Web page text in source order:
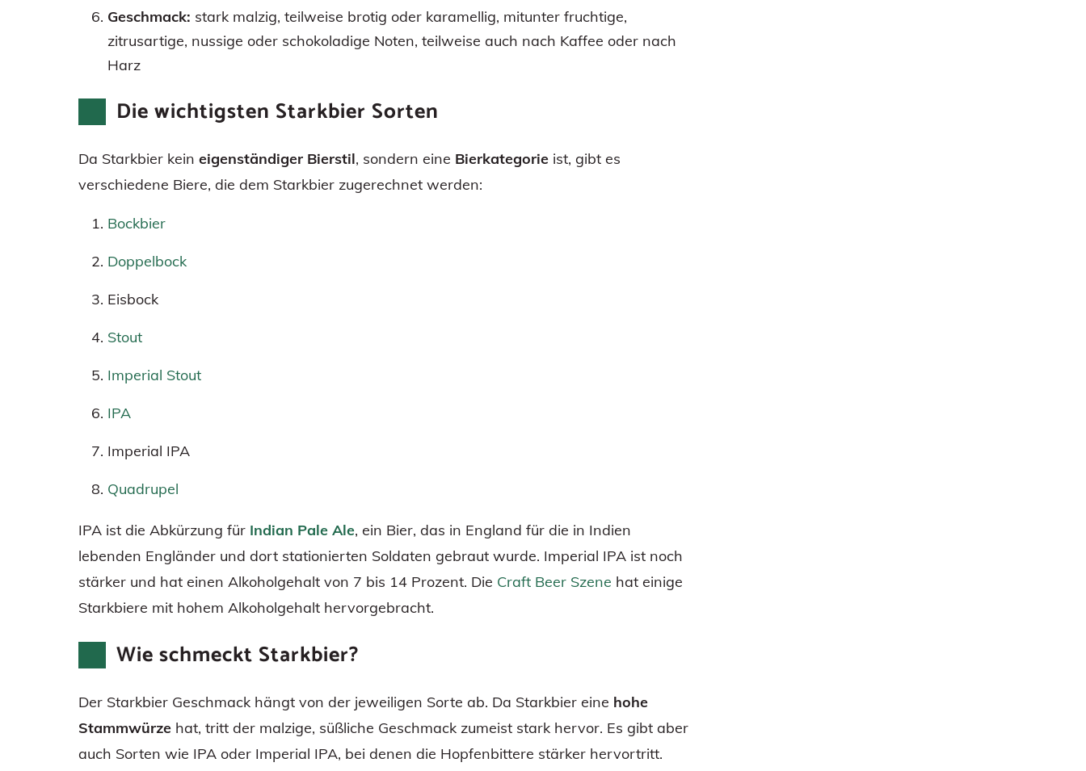
Geschmack: stark malzig, teilweise brotig oder karamellig, mitunter fruchtige,
zitrusartige, nussige oder schokoladige Noten, teilweise auch nach Kaffee oder nach
Harz
Die wichtigsten Starkbier Sorten
Da Starkbier kein eigenständiger Bierstil, sondern eine Bierkategorie ist, gibt es
verschiedene Biere, die dem Starkbier zugerechnet werden:
Bockbier
Doppelbock
Eisbock
Stout
Imperial Stout
IPA
Imperial IPA
Quadrupel
IPA ist die Abkürzung für Indian Pale Ale, ein Bier, das in England für die in Indien
lebenden Engländer und dort stationierten Soldaten gebraut wurde. Imperial IPA ist noch
stärker und hat einen Alkoholgehalt von 7 bis 14 Prozent. Die Craft Beer Szene hat einige
Starkbiere mit hohem Alkoholgehalt hervorgebracht.
Wie schmeckt Starkbier?
Der Starkbier Geschmack hängt von der jeweiligen Sorte ab. Da Starkbier eine hohe
Stammwürze hat, tritt der malzige, süßliche Geschmack zumeist stark hervor. Es gibt aber
auch Sorten wie IPA oder Imperial IPA, bei denen die Hopfenbittere stärker hervortritt.